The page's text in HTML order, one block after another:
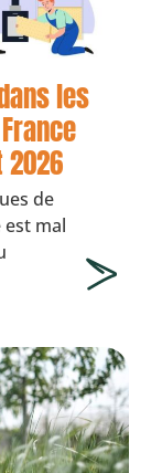
les
2026
de
mal